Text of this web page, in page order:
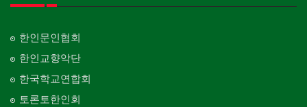
한인문인협회
한인교향악단
한국학교연합회
토론토한인회